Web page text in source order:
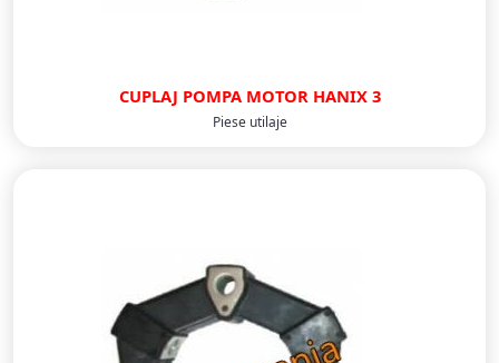
CUPLAJ POMPA MOTOR HANIX 3
Piese utilaje